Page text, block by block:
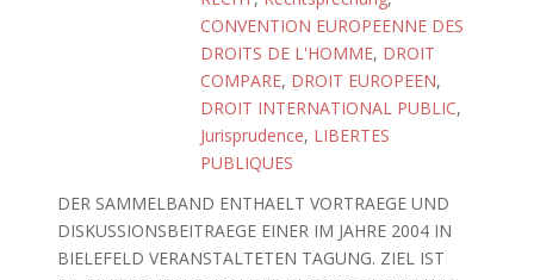
CONVENTION EUROPEENNE DES
DROITS DE L'HOMME, DROIT
COMPARE, DROIT EUROPEEN,
DROIT INTERNATIONAL PUBLIC,
Jurisprudence, LIBERTES
PUBLIQUES
DER SAMMELBAND ENTHAELT VORTRAEGE UND
DISKUSSIONSBEITRAEGE EINER IM JAHRE 2004 IN
BIELEFELD VERANSTALTETEN TAGUNG. ZIEL IST